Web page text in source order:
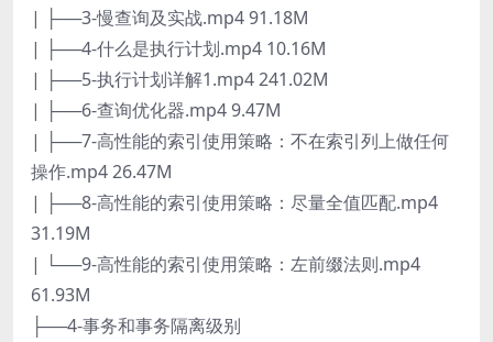
| ├──3-慢查询及实战.mp4 91.18M
| ├──4-什么是执行计划.mp4 10.16M
| ├──5-执行计划详解1.mp4 241.02M
| ├──6-查询优化器.mp4 9.47M
| ├──7-高性能的索引使用策略：不在索引列上做任何
操作.mp4 26.47M
| ├──8-高性能的索引使用策略：尽量全值匹配.mp4
31.19M
| └──9-高性能的索引使用策略：左前缀法则.mp4
61.93M
├──4-事务和事务隔离级别